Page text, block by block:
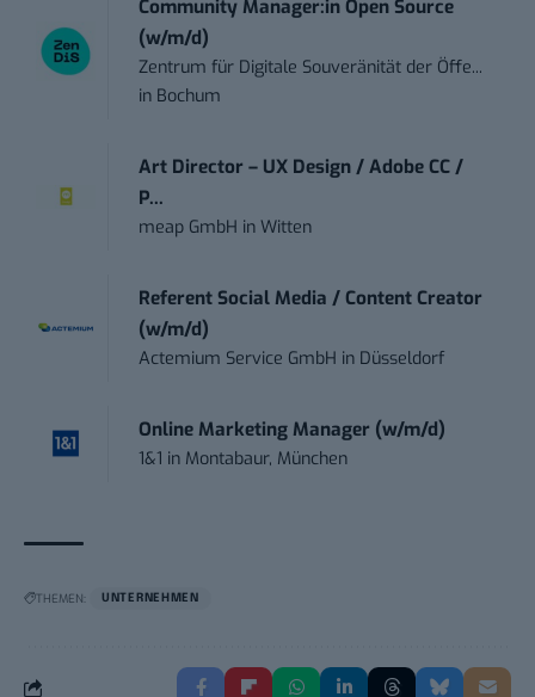
Community Manager:in Open Source
(w/m/d)
Zentrum für Digitale Souveränität der Öffe...
in Bochum
Art Director – UX Design / Adobe CC /
P...
meap GmbH inWitten
Referent Social Media / Content Creator
(w/m/d)
Actemium Service GmbH in Düsseldorf
Online Marketing Manager (w/m/d)
1&1 in Montabaur, München
THEMEN: UNTERNEHMEN